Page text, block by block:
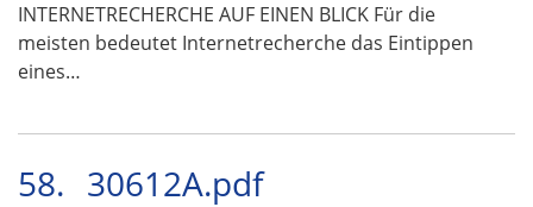
INTERNETRECHERCHE AUF EINEN BLICK Für die
meisten bedeutet Internetrecherche das Eintippen
eines…
58. 30612A.pdf